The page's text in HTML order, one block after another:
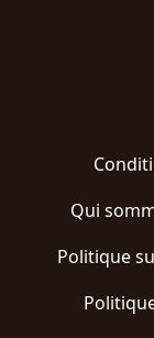
Qui
Politique